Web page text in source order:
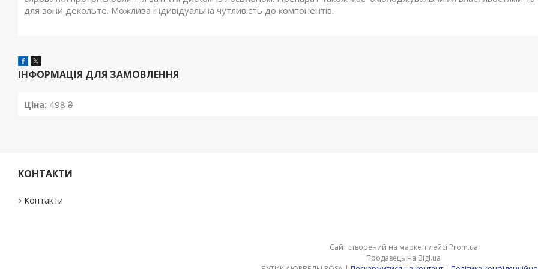
для зони декольте. Можлива індивідуальна чутливість до компонентів.
ІНФОРМАЦІЯ ДЛЯ ЗАМОВЛЕННЯ
Ціна: 498 ₴
КОНТАКТИ
Контакти
Сайт створений на маркетплейсі Prom.ua
Продавець на Bigl.ua